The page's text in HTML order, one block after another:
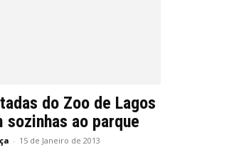
do Zoo de Lagos
sozinhas ao parque
- 15 de Janeiro de 2013